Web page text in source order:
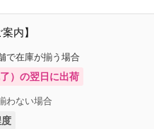
内】
で在庫が揃う場合
）の翌日に出荷
わない場合